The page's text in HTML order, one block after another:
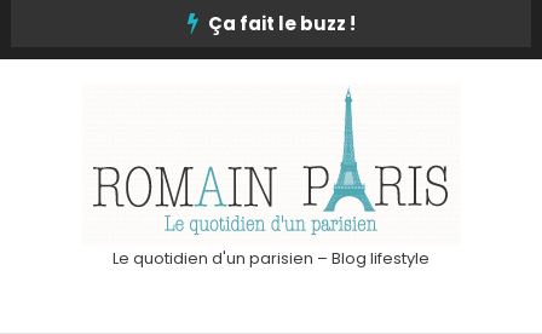
Ça fait le buzz !
Le quotidien d'un parisien – Blog lifestyle